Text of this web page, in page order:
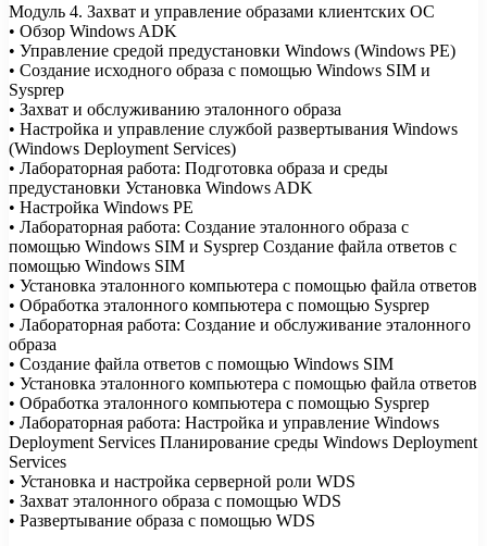
Модуль 4. Захват и управление образами клиентских ОС
• Обзор Windows ADK
• Управление средой предустановки Windows (Windows PE)
• Создание исходного образа с помощью Windows SIM и
Sysprep
• Захват и обслуживанию эталонного образа
• Настройка и управление службой развертывания Windows
(Windows Deployment Services)
• Лабораторная работа: Подготовка образа и среды
предустановки Установка Windows ADK
• Настройка Windows PE
• Лабораторная работа: Создание эталонного образа с
помощью Windows SIM и Sysprep Создание файла ответов с
помощью Windows SIM
• Установка эталонного компьютера с помощью файла ответов
• Обработка эталонного компьютера с помощью Sysprep
• Лабораторная работа: Создание и обслуживание эталонного
образа
• Создание файла ответов с помощью Windows SIM
• Установка эталонного компьютера с помощью файла ответов
• Обработка эталонного компьютера с помощью Sysprep
• Лабораторная работа: Настройка и управление Windows
Deployment Services Планирование среды Windows Deployment
Services
• Установка и настройка серверной роли WDS
• Захват эталонного образа с помощью WDS
• Развертывание образа с помощью WDS